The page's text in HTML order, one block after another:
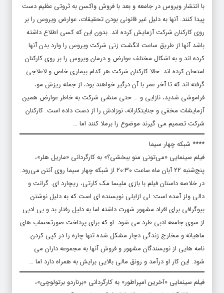
با انتشار ویروس در جامعه و بعد با فروش واکسن به ثروتی عظیم دست
پیدا کنند. آنها به دلیل غیر قانونی بودن تحقیقات، عوارض ویروس را بر
روی کارکنان شرکت آزمایش کرده اند. بدون این که کسی اطلاع داشته
باشد آنها از طریق ساعت انگشت زنی شرکت ویروس را وارد بدن آنها
کرده اند و به اشکال مختلف عوارض و درمان ویروس را بر روی کارکنان
امتحان کرده اند. حالا کارکنان شرکت هر کدام بیماری خاص و لاعلاجی
گرفته اند که تا آخر عمر با آن درگیر خواهند بود، از جمله ریزش مو،
فراموشی شدید، نازایی و … حتی منشی شرکت به خاطر عوارض همین
آزمایشات مخفی و جنایتکارانه، نوزادش را از دست داده است. کارکنان
شرکت تصمیم می گیرند موضوع را برملا کنند اما …
**** شبکه چهار سیما
فیلم سینمایی «می‌تونی منو ببخشی؟» به کارگردانی «ماریل هلر»،
پنج‌شنبه ۲۲ آبان ماه ساعت ۲۰:۳۰ از شبکه چهار سیما روی آنتن می‌رود.
در خلاصه داستان فیلم با بازی ملیسا مک کارتی، ریچارد ای. گرانت و
دالی ولز آمده است: لی ازایلی نویسنده ای است که به دلیل نوشتن
بیوگرافی برای افراد مشهور شهرت داشته اما به دلیل رفتار بد و بی ادبی
از سوی جامعه ادبی طرد می شود. او که برای پرداخت صورتحساب های
ماهیانه و مخارج زندگی دچار مشکل شده تنها چاره را در کپی کردن
نامه هایی از نویسندگان مشهور و فروش آنها به مجموعه داران می
شود. این کار او درآمد و رونق مالی بالایی برایش به همراه دارد اما …
فیلم سینمایی «آخرین امپراطور» به کارگردانی «برناردو برتولوچی»،